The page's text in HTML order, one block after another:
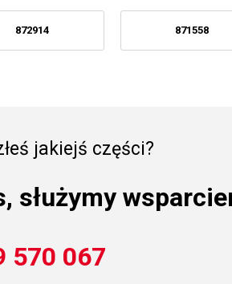
872914 871558
jakiejś części?
służymy
570 067